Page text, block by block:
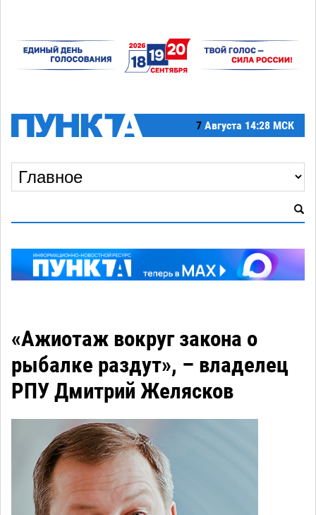
7 Августа 14:28 МСК
«Ажиотаж вокруг закона о
рыбалке раздут», – владелец
РПУ Дмитрий Желясков